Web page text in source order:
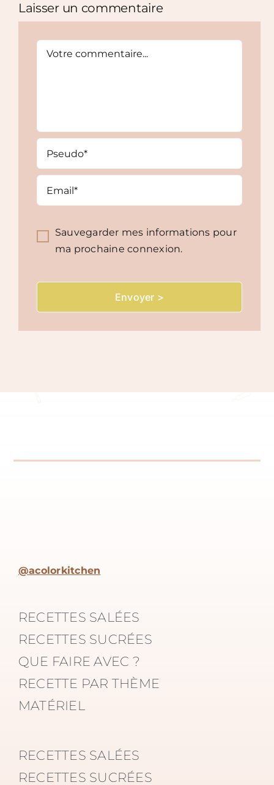
Laisser un commentaire
Comment
Sauvegarder mes informations pour
ma prochaine connexion.
@acolorkitchen
RECETTES SALÉES
RECETTES SUCRÉES
QUE FAIRE AVEC ?
RECETTE PAR THÈME
MATÉRIEL
RECETTES SALÉES
RECETTES SUCRÉES